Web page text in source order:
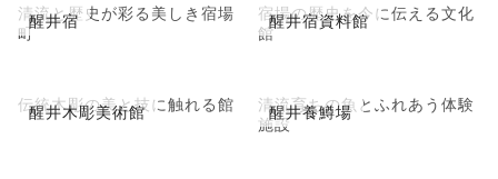
醒井宿
清流と歴史が彩る美しき宿場
町
醒井宿資料館
宿場の歴史を今に伝える文化
館
醒井木彫美術館
伝統木彫の美と技に触れる館 醒井養鱒場
清流育ちの魚とふれあう体験
施設